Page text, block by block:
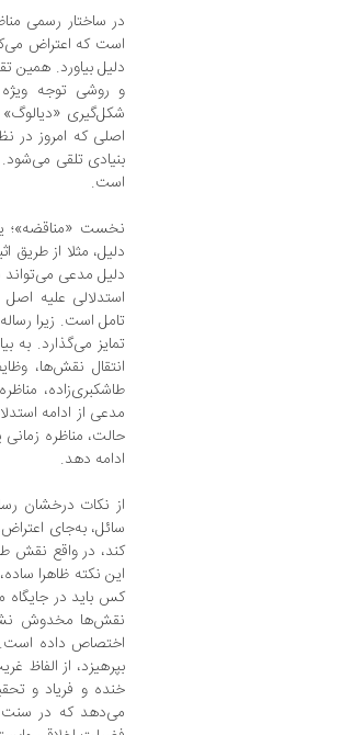
در ساختار رسمی
است که اعتراض
دلیل بیاورد.
و روشی توجه
شکل‌گیری
بنیادی تلقی
است.
نخست «مناقضه»؛
دلیل، مثلا از طریق
دلیل مدعی می‌تواند
استدلالی علیه
تامل است. زیرا
تمایز می‌گذارد. به
انتقال نقش‌ها،
طاشکبری‌زاده،
مدعی از ادامه
حالت، مناظره
ادامه دهد.
از نکات درخشان
سائل، به‌جای
کند، در واقع نقش
این نکته ظاهرا
کس باید در جایگاه
نقش‌ها مخدوش
اختصاص داده است.
بپرهیزد، از الفاظ
خنده و فریاد و
می‌دهد که در سنت